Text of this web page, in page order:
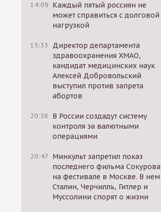
14:09 Каждый пятый россиян не
может справиться с долговой
нагрузкой
15:33
Директор департамента
здравоохранения ХМАО,
кандидат медицинских наук
Алексей Добровольский
выступил против запрета
абортов
20:58
В России создадут систему
контроля за валютными
операциями
20:47 Минкульт запретил показ
последнего фильма Сокурова
на фестивале в Москве. В нем
Сталин, Черчилль, Гитлер и
Муссолини спорят о жизни